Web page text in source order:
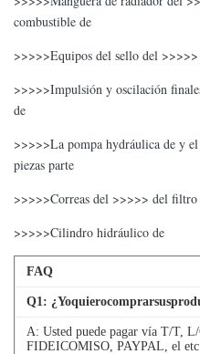
combustible de
>>>>>Equipos del sello del
>>>>>Impulsión y oscilación
de
>>>>>La pompa hydráulica de y
piezas parte
>>>>>Correas del >>>>> del filtro
>>>>>Cilindro hidráulico de
FAQ
Q1:
A: Usted puede pagar vía T/T,
FIDEICOMISO, PAYPAL, el etc